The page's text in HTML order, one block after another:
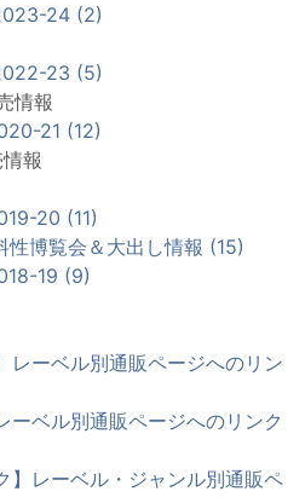
24 (2)
23 (5)
情報
21 (12)
報
20 (11)
性博覧会＆大出し情報 (15)
19 (9)
レーベル別通販ページへのリン
ーベル別通販ページへのリンク
】レーベル・ジャンル別通販ペ